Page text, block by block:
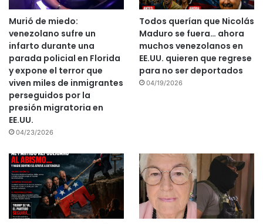
Murió de miedo:
venezolano sufre un
infarto durante una
parada policial en Florida
y expone el terror que
viven miles de inmigrantes
perseguidos por la
presión migratoria en
EE.UU.
04/23/2026
Todos querían que Nicolás
Maduro se fuera… ahora
muchos venezolanos en
EE.UU. quieren que regrese
para no ser deportados
04/19/2026